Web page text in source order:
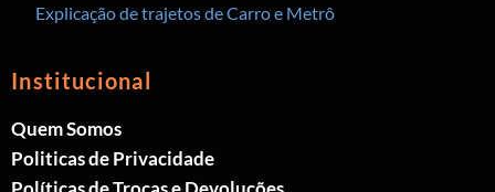
Explicação de trajetos de Carro e Metrô
Institucional
Quem Somos
Politicas de Privacidade